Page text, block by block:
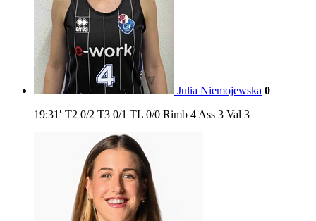
Julia Niemojewska 0
19:31′ T2 0/2 T3 0/1 TL 0/0 Rimb 4 Ass 3 Val 3